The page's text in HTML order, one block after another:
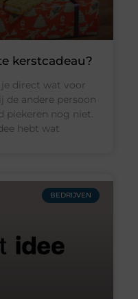
kerstcadeau?
direct wat voor
de andere persoon
piekeren nog niet.
hebt wat
BEDRIJVEN